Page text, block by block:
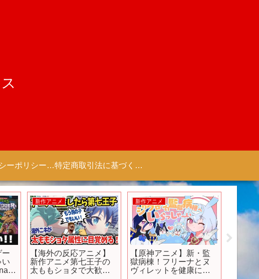
プライバシーポリシー 【Colorful Creation】 特定商取引法に基づく表記（商取引に関する開示）
新作アニメ
【海外の反応アニメ】
新作アニメ第七王子の
太ももショタで大歓喜
新作アニメ
【原神アニメ】新・監
獄病棟！フリーナとヌ
ヴィレットを健康にせ